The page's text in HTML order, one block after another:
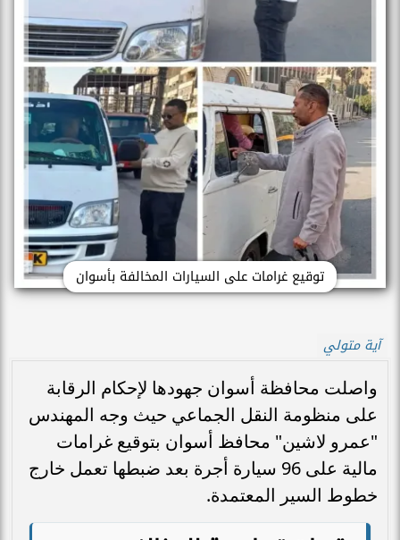
توقيع غرامات على السيارات المخالفة بأسوان
آية متولي
واصلت محافظة أسوان جهودها لإحكام الرقابة
على منظومة النقل الجماعي حيث وجه المهندس
"عمرو لاشين" محافظ أسوان بتوقيع غرامات
مالية على 96 سيارة أجرة بعد ضبطها تعمل خارج
خطوط السير المعتمدة.